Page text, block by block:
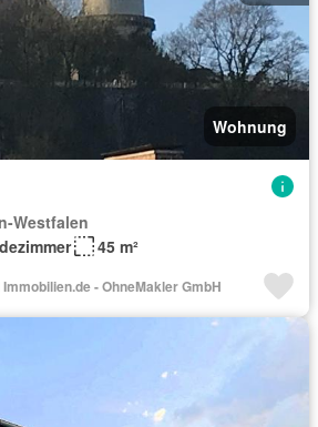
Wohnung
Westfalen
45 m²
- OhneMakler GmbH